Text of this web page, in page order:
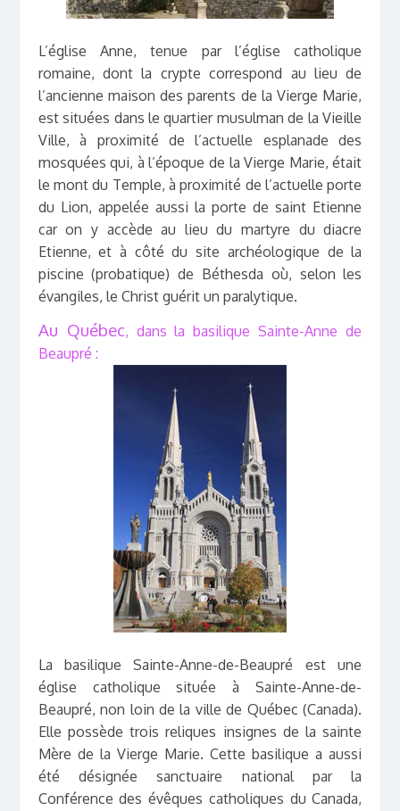
L’église Anne, tenue par l’église catholique
romaine, dont la crypte correspond au lieu de
l’ancienne maison des parents de la Vierge Marie,
est situées dans le quartier musulman de la Vieille
Ville, à proximité de l’actuelle esplanade des
mosquées qui, à l’époque de la Vierge Marie, était
le mont du Temple, à proximité de l’actuelle porte
du Lion, appelée aussi la porte de saint Etienne
car on y accède au lieu du martyre du diacre
Etienne, et à côté du site archéologique de la
piscine (probatique) de Béthesda où, selon les
évangiles, le Christ guérit un paralytique.
Au Québec, dans la basilique Sainte-Anne de
Beaupré :
La basilique Sainte-Anne-de-Beaupré est une
église catholique située à Sainte-Anne-de-
Beaupré, non loin de la ville de Québec (Canada).
Elle possède trois reliques insignes de la sainte
Mère de la Vierge Marie. Cette basilique a aussi
été désignée sanctuaire national par la
Conférence des évêques catholiques du Canada,